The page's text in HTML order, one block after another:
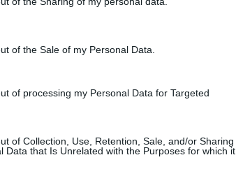
of the Sale of my Personal Data.
of processing my Personal Data for Targeted
of Collection, Use, Retention, Sale, and/or Sharing
Data that Is Unrelated with the Purposes for which it